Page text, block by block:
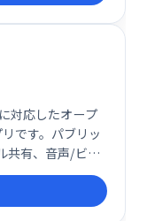
対応したオープ
です。パブリッ
共有、音声/ビデ
どとの統合も可
格的なコラボレ
します。